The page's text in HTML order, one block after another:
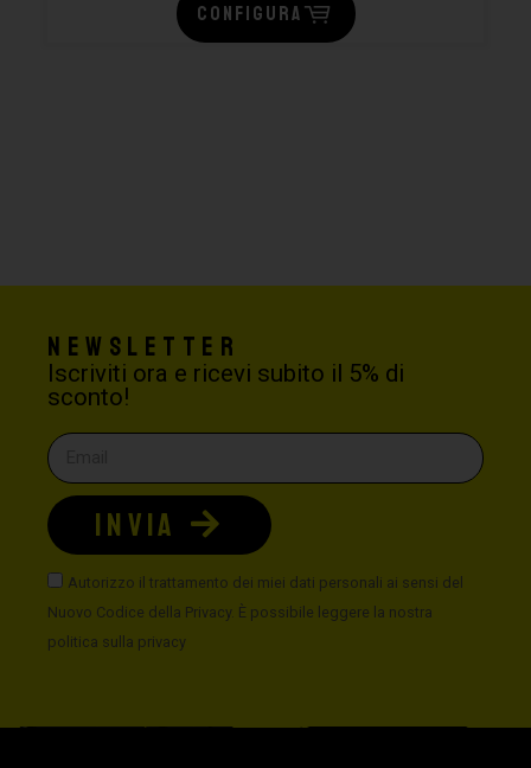
CONFIGURA
Newsletter
Iscriviti ora e ricevi subito il 5% di
sconto!
Autorizzo il trattamento dei miei dati personali ai sensi del
Nuovo Codice della Privacy. È possibile leggere la nostra
politica sulla privacy
INVIA